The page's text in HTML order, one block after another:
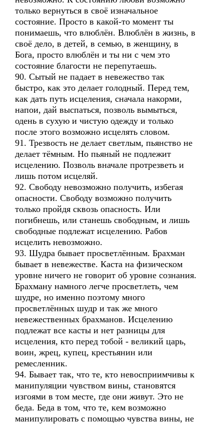
только вернуться в своё изначальное
состояние. Просто в какой-то момент ты
понимаешь, что влюблён. Влюблён в жизнь, в
своё дело, в детей, в семью, в женщину, в
Бога, просто влюблён и ты ни с чем это
состояние благости не перепутаешь.
90. Сытый не падает в невежество так
быстро, как это делает голодный. Перед тем,
как дать путь исцеления, сначала накорми,
напои, дай выспаться, позволь вымыться,
одень в сухую и чистую одежду и только
после этого возможно исцелять словом.
91. Трезвость не делает светлым, пьянство не
делает тёмным. Но пьяный не подлежит
исцелению. Позволь вначале протрезветь и
лишь потом исцеляй.
92. Свободу невозможно получить, избегая
опасности. Свободу возможно получить
только пройдя сквозь опасность. Или
погибнешь, или станешь свободным, и лишь
свободные подлежат исцелению. Рабов
исцелить невозможно.
93. Шудра бывает просветлённым. Брахман
бывает в невежестве. Каста на физическом
уровне ничего не говорит об уровне сознания.
Брахману намного легче просветлеть, чем
шудре, но именно поэтому много
просветлённых шудр и так же много
невежественных брахманов. Исцелению
подлежат все касты и нет разницы для
исцеления, кто перед тобой - великий царь,
воин, жрец, купец, крестьянин или
ремесленник.
94. Бывает так, что те, кто невосприимчивы к
манипуляции чувством вины, становятся
изгоями в том месте, где они живут. Это не
беда. Беда в том, что те, кем возможно
манипулировать с помощью чувства вины, не